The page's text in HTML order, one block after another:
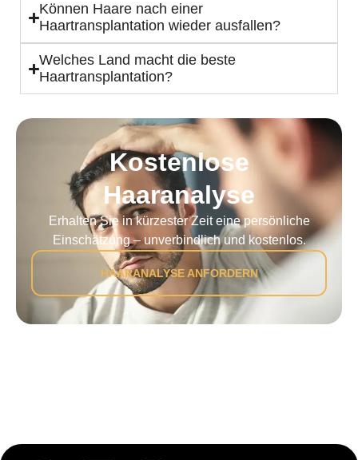
Können Haare nach einer
Haartransplantation wieder ausfallen?
Welches Land macht die beste
Haartransplantation?
Kostenlose
Haaranalyse
Erhalten Sie in kürzester Zeit eine persönliche
Einschätzung – unverbindlich und kostenlos.
HAARANALYSE ANFORDERN